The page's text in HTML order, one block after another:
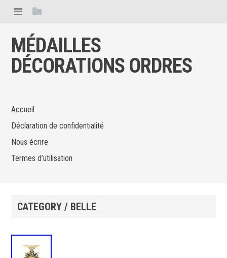
MÉDAILLES
DÉCORATIONS ORDRES
Accueil
Déclaration de confidentialité
Nous écrire
Termes d’utilisation
CATEGORY / BELLE